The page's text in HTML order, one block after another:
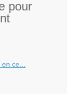
pour
ce...